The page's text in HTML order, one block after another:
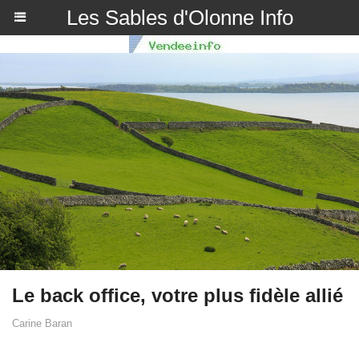
Les Sables d'Olonne Info
Le back office, votre plus fidèle allié
Carine Baran